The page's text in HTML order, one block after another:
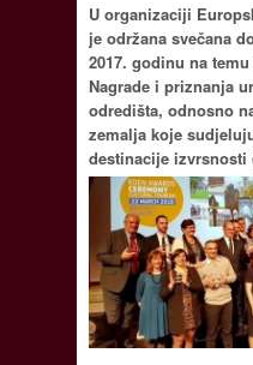
U organizaciji
je održana svečana
2017. godinu na
Nagrade i priznanja
odredišta, odnosno
zemalja koje
destinacije izvrsnosti